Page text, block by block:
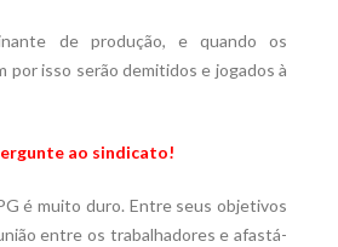
de produção, e quando os
por isso serão demitidos e jogados à
ao sindicato!
é muito duro. Entre seus objetivos
entre os trabalhadores e afastá-